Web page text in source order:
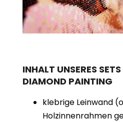
INHALT UNSERES
DIAMOND PAINTING
klebrige Leinwand
Holzinnenrahmen